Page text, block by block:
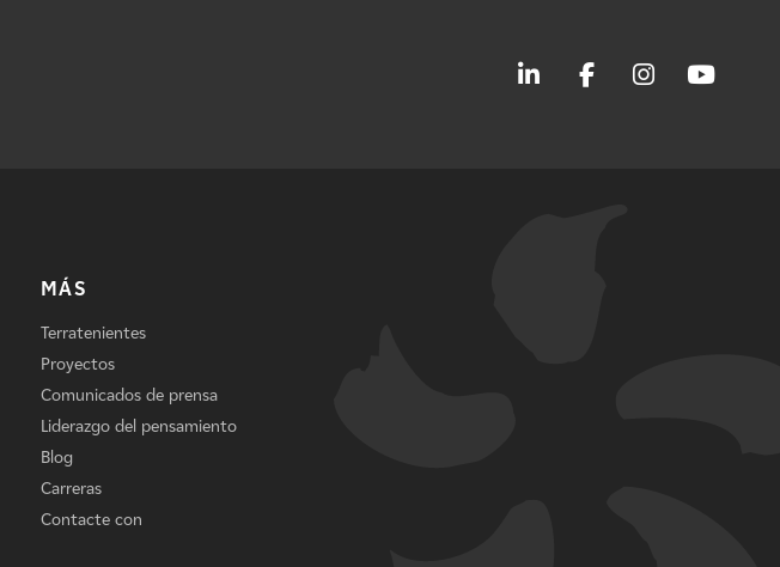
MÁS
Terratenientes
Proyectos
Comunicados de prensa
Liderazgo del pensamiento
Blog
Carreras
Contacte con